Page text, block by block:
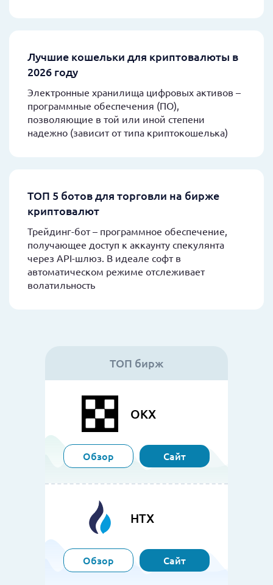
Лучшие кошельки для криптовалюты в
2026 году
Электронные хранилища цифровых активов –
программные обеспечения (ПО),
позволяющие в той или иной степени
надежно (зависит от типа криптокошелька)
ТОП 5 ботов для торговли на бирже
криптовалют
Трейдинг-бот – программное обеспечение,
получающее доступ к аккаунту спекулянта
через API-шлюз. В идеале софт в
автоматическом режиме отслеживает
волатильность
ТОП бирж
OKX
Обзор Сайт
HTX
Обзор Сайт